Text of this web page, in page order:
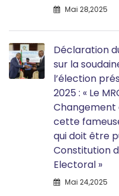
Mai 28,2025
Déclaration
sur la
l’élection
2025 : « Le
Changement
cette
qui doit être
Constitution
Electoral »
Mai 24,2025